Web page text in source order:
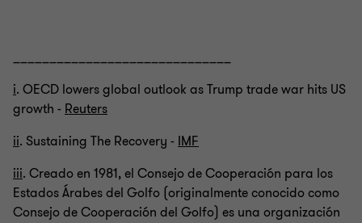
i. OECD lowers global outlook as Trump trade war hits US
growth - Reuters
ii. Sustaining The Recovery - IMF
iii. Creado en 1981, el Consejo de Cooperación para los
Estados Árabes del Golfo (originalmente conocido como
Consejo de Cooperación del Golfo) es una organización